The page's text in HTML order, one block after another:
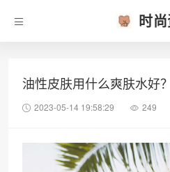
时
油性皮肤用什么爽肤水好？
2023-05-14 19:58:29 249